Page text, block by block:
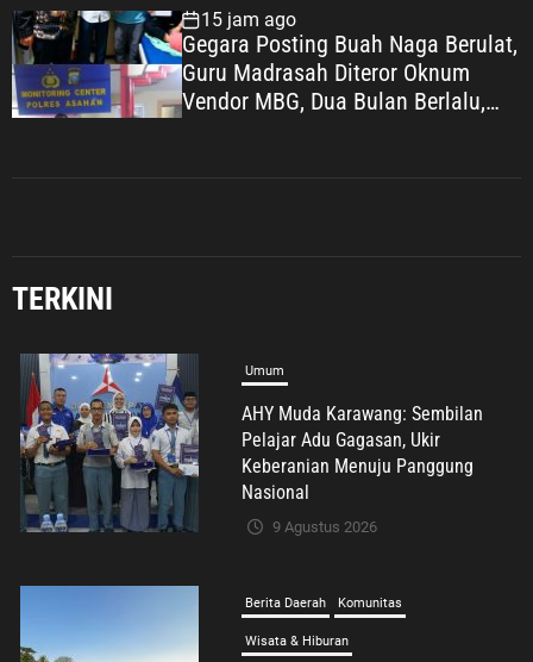
15 jam ago
Gegara Posting Buah Naga Berulat,
Guru Madrasah Diteror Oknum
Vendor MBG, Dua Bulan Berlalu,
TERKINI
Umum
AHY Muda Karawang: Sembilan
Pelajar Adu Gagasan, Ukir
Keberanian Menuju Panggung
Nasional
9 Agustus 2026
Berita Daerah Komunitas
Wisata & Hiburan